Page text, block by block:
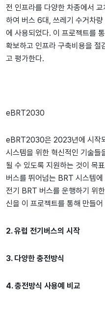
전 인프라를 다양한 차종에서
하여 버스 6대, 쓰레기 수거차
에 사용되었다. 이 프로젝트를
확보하고 인프라 구축비용을 절
고 평가한다.
eBRT2030
eBRT2030은 2023년에 시작
시스템을 위한 혁신적인 기술들
될 수 있도록 지원하는 것이 목
버스를 뛰어넘는 BRT 시스템
전기 BRT 버스를 운행하기 위
신을 이 프로젝트를 통해 만들
2. 유럽 전기버스의 시작
3. 다양한 충전방식
4. 충전방식 사용예 비교